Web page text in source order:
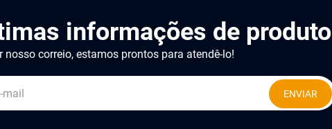
informações de produto
nosso correio, estamos prontos para atendê-lo!
ENVIAR